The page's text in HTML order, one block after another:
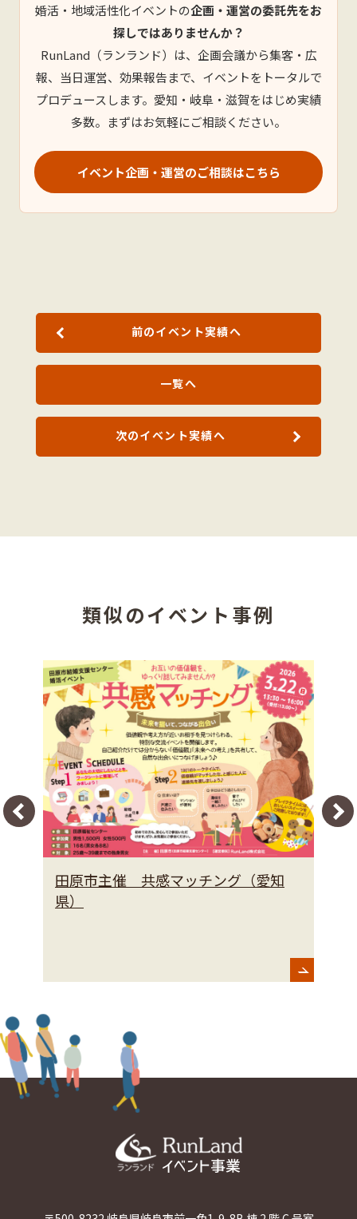
婚活・地域活性化イベントの企画・運営の委託先をお
探しではありませんか？
RunLand（ランランド）は、企画会議から集客・広
報、当日運営、効果報告まで、イベントをトータルで
プロデュースします。愛知・岐阜・滋賀をはじめ実績
多数。まずはお気軽にご相談ください。
イベント企画・運営のご相談はこちら
前のイベント実績へ
一覧へ
次のイベント実績へ
類似のイベント事例
田原市主催 共感マッチング（愛知
県）